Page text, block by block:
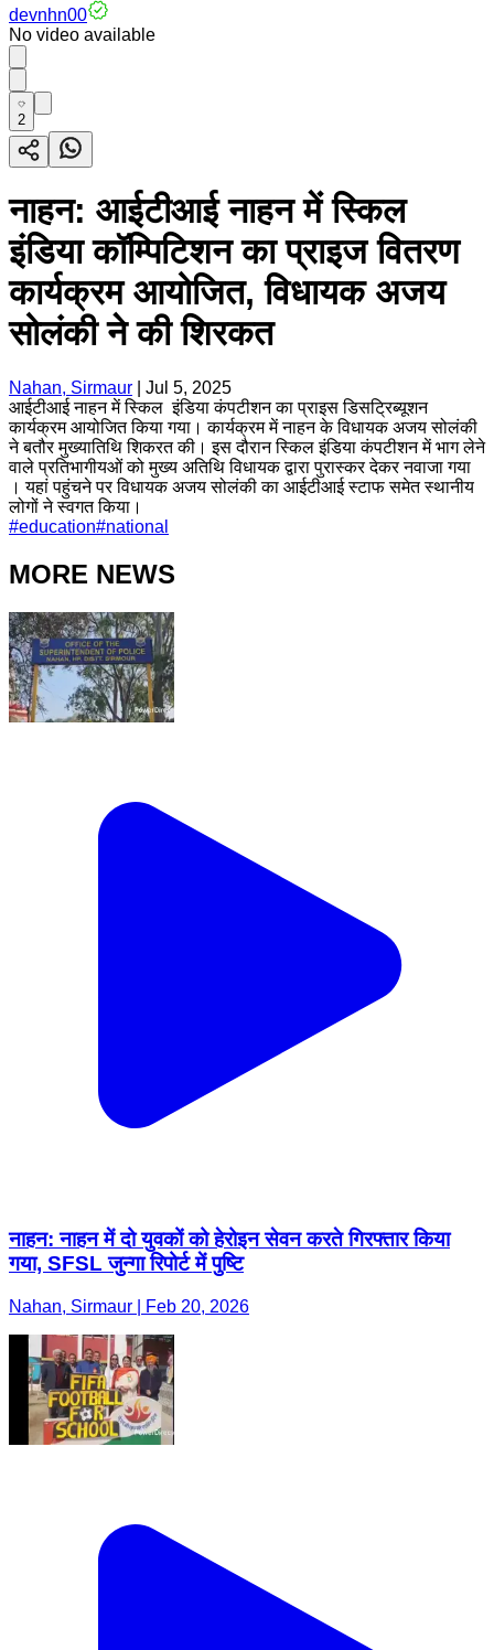
devnhn00
No video available
2
नाहन: आईटीआई नाहन में स्किल
इंडिया कॉम्पिटिशन का प्राइज वितरण
कार्यक्रम आयोजित, विधायक अजय
सोलंकी ने की शिरकत
Nahan, Sirmaur
Jul 5, 2025
आईटीआई नाहन में स्किल इंडिया कंपटीशन का प्राइस डिसट्रिब्यूशन
कार्यक्रम आयोजित किया गया। कार्यक्रम में नाहन के विधायक अजय सोलंकी
ने बतौर मुख्यातिथि शिकरत की। इस दौरान स्किल इंडिया कंपटीशन में भाग लेने
वाले प्रतिभागीयओं को मुख्य अतिथि विधायक द्वारा पुरास्कर देकर नवाजा गया
। यहां पहुंचने पर विधायक अजय सोलंकी का आईटीआई स्टाफ समेत स्थानीय
लोगों ने स्वगत किया।
#education#national
MORE NEWS
नाहन: नाहन में दो युवकों को हेरोइन सेवन करते गिरफ्तार किया
गया, SFSL जुन्गा रिपोर्ट में पुष्टि
Nahan, Sirmaur | Feb 20, 2026